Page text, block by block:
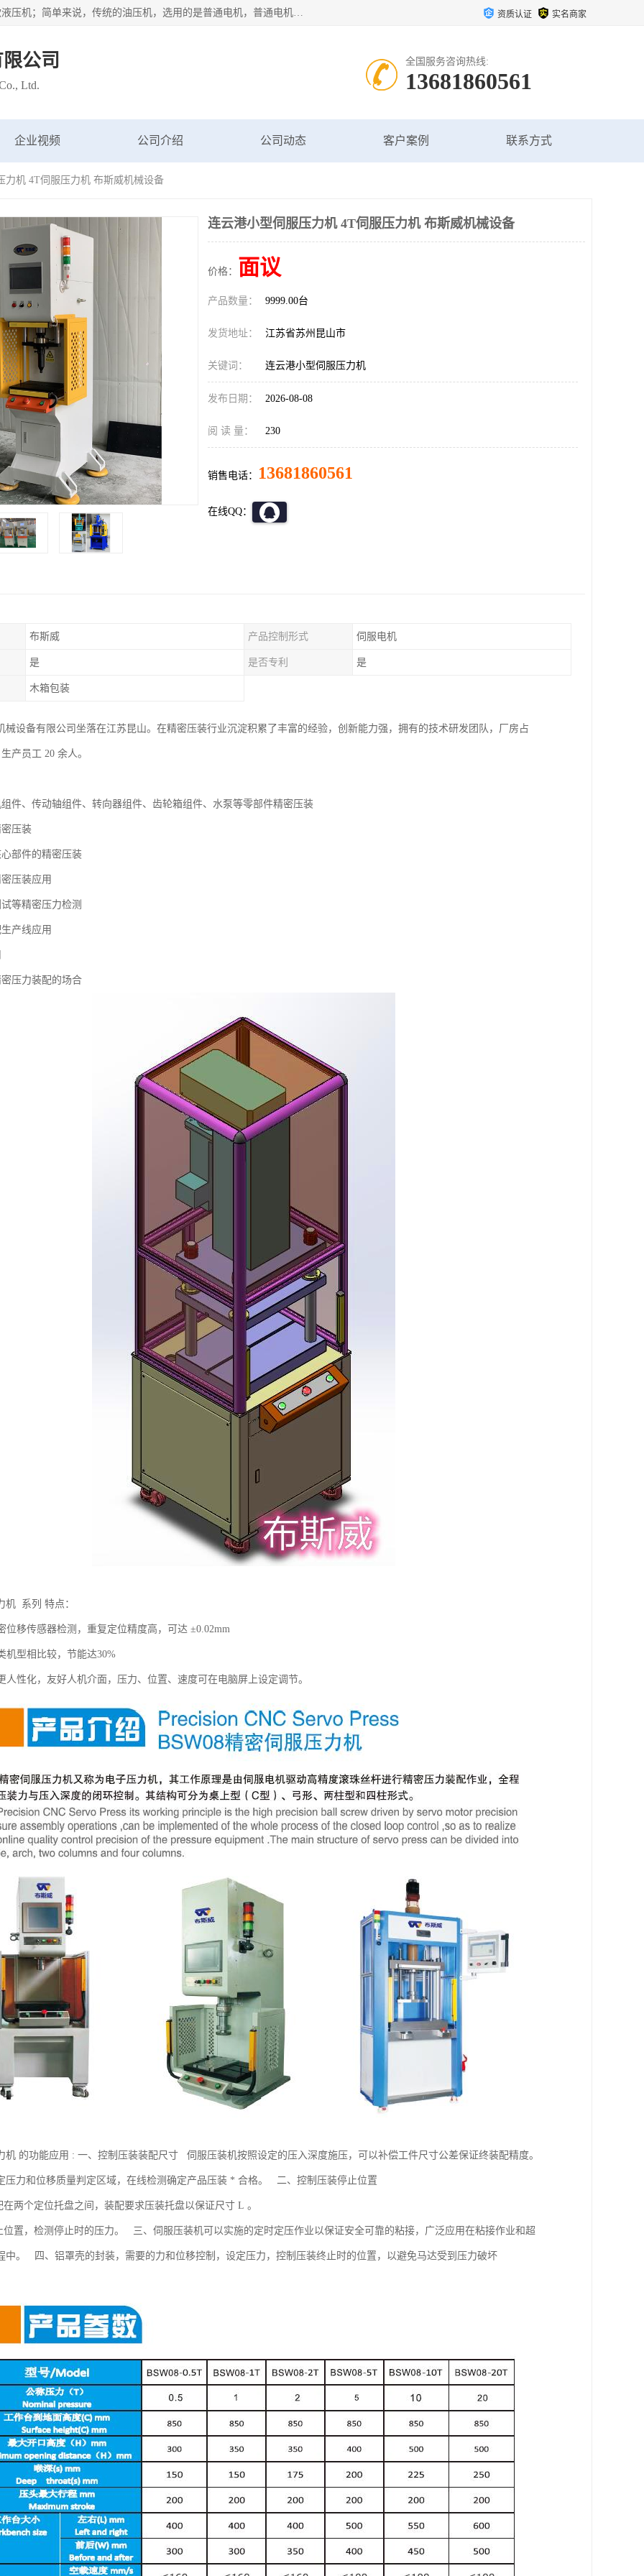
苏州布斯威机械设备有限公司主要经营：伺服油压机也是一款液压机；简单来说，传统的油压机，选用的是普通电机，普通电机容易发热，容易烧坏。伺服油压机采用先进的伺服电机，一般选用汇川 、日本大金、台达等品牌。伺服电机配套伺服泵还有伺服驱动器等部件，这样机器的电机过热，能耗的控制、机器工作的噪音都得到了完美的解决。 资质认证 实名商家
公司
Ltd.
全国服务咨询热线:
13681860561
企业视频 公司介绍 公司动态 客户案例 联系方式
力机 4T伺服压力机 布斯威机械设备
连云港小型伺服压力机 4T伺服压力机 布斯威机械设备
价格： 面议
产品数量： 9999.00台
发货地址： 江苏省苏州昆山市
关键词： 连云港小型伺服压力机
发布日期： 2026-08-08
阅 读 量： 230
销售电话： 13681860561
在线QQ：
布斯威 产品控制形式 伺服电机
是 是否专利 是
木箱包装
械设备有限公司坐落在江苏昆山。在精密压装行业沉淀积累了丰富的经验，创新能力强，拥有的技术研发团队，厂房占
产员工 20 余人。
件、传动轴组件、转向器组件、齿轮箱组件、水泵等零部件精密压装
压装
部件的精密压装
压装应用
等精密压力检测
产线应用
压力装配的场合
机 系列 特点：
位移传感器检测，重复定位精度高，可达 ±0.02mm
机型相比较，节能达30%
人性化，友好人机介面，压力、位置、速度可在电脑屏上设定调节。
机 的功能应用 : 一、控制压装装配尺寸 伺服压装机按照设定的压入深度施压，可以补偿工件尺寸公差保证终装配精度。
压力和位移质量判定区域，在线检测确定产品压装 * 合格。 二、控制压装停止位置
在两个定位托盘之间，装配要求压装托盘以保证尺寸 L 。
位置，检测停止时的压力。 三、伺服压装机可以实施的定时定压作业以保证安全可靠的粘接，广泛应用在粘接作业和超
中。 四、铝罩壳的封装，需要的力和位移控制，设定压力，控制压装终止时的位置，以避免马达受到压力破坏